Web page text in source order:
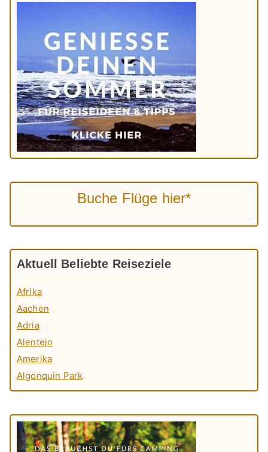
Buche Flüge hier*
Aktuell Beliebte Reiseziele
Afrika
Aachen
Adria
Alentejo
Amerika
Algonquin Park